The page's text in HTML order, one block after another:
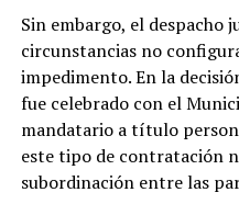
Sin embargo, el despacho
circunstancias no
impedimento. En la
fue celebrado con el
mandatario a título
este tipo de contratación
subordinación entre las